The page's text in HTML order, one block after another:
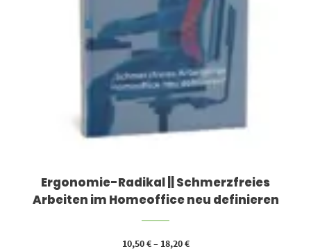
Ergonomie-Radikal || Schmerzfreies
Arbeiten im Homeoffice neu definieren
10,50€– 18,20€